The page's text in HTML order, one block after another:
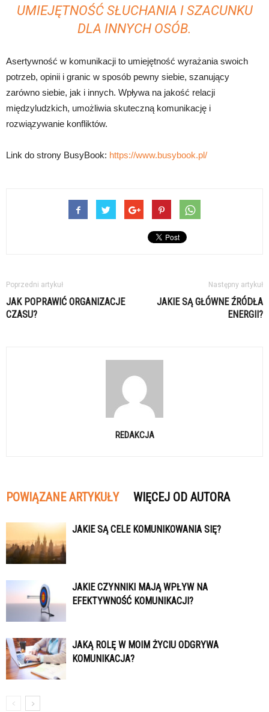
UMIEJĘTNOŚĆ SŁUCHANIA I SZACUNKU
DLA INNYCH OSÓB.
Asertywność w komunikacji to umiejętność wyrażania swoich
potrzeb, opinii i granic w sposób pewny siebie, szanujący
zarówno siebie, jak i innych. Wpływa na jakość relacji
międzyludzkich, umożliwia skuteczną komunikację i
rozwiązywanie konfliktów.
Link do strony BusyBook: https://www.busybook.pl/
Poprzedni artykuł
JAK POPRAWIĆ ORGANIZACJE
CZASU?
Następny artykuł
JAKIE SĄ GŁÓWNE ŹRÓDŁA
ENERGII?
REDAKCJA
POWIĄZANE ARTYKUŁY WIĘCEJ OD AUTORA
JAKIE SĄ CELE KOMUNIKOWANIA SIĘ?
JAKIE CZYNNIKI MAJĄ WPŁYW NA
EFEKTYWNOŚĆ KOMUNIKACJI?
JAKĄ ROLĘ W MOIM ŻYCIU ODGRYWA
KOMUNIKACJA?